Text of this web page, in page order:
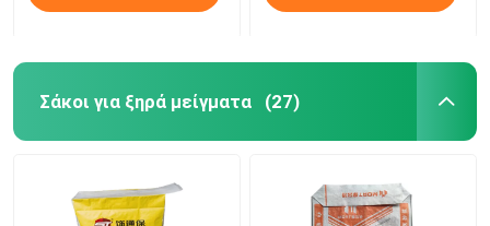
Σάκοι για ξηρά μείγματα (27)